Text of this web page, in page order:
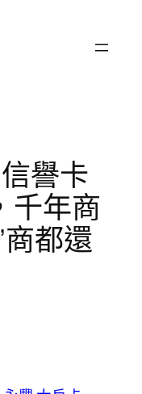
譽卡
千年商
都還